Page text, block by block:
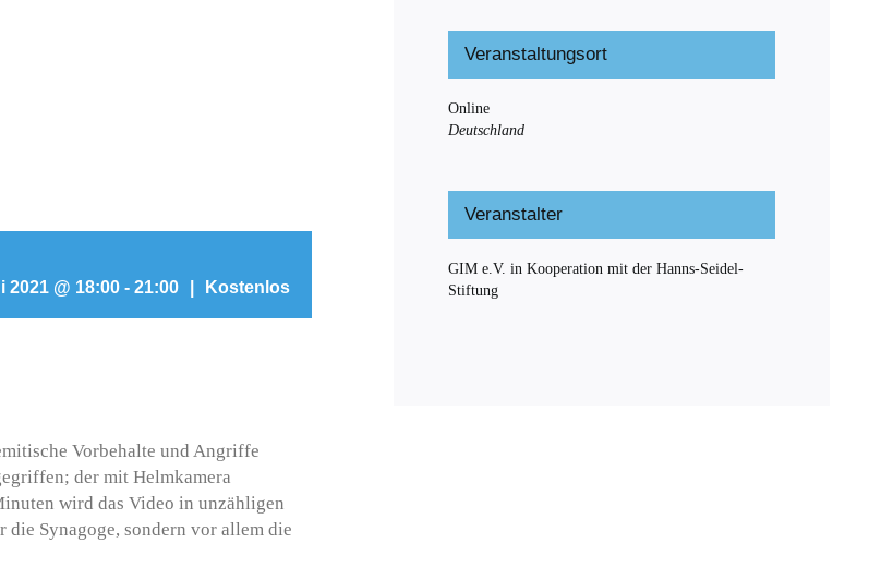
2021 @ 18:00 - 21:00 Kostenlos
Vorbehalte und Angriffe
der mit Helmkamera
wird das Video in unzähligen
Synagoge, sondern vor allem die
Veranstaltungsort
Online
Deutschland
Veranstalter
GIM e.V. in Kooperation mit der Hanns-Seidel-
Stiftung